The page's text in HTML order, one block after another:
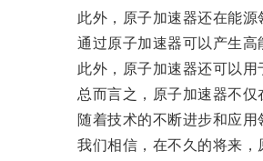
此外，原子加速器还在能源
通过原子加速器可以产生高能
此外，原子加速器还可以用于
总而言之，原子加速器不仅在
随着技术的不断进步和应用
我们相信，在不久的将来，